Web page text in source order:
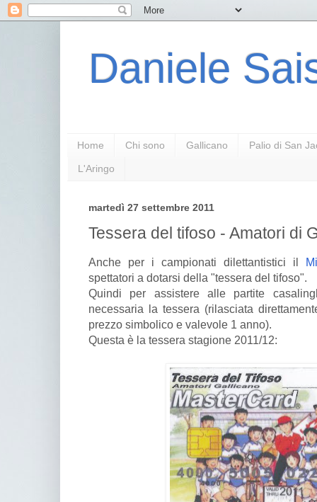
Daniele
Home Chi sono Gallicano Palio di San
L'Aringo
martedì 27 settembre 2011
Tessera del tifoso - Amatori di
Anche per i campionati dilettantistici il
spettatori a dotarsi della "tessera del tifoso".
Quindi per assistere alle partite
necessaria la tessera (rilasciata
prezzo simbolico e valevole 1 anno).
Questa è la tessera stagione 2011/12: